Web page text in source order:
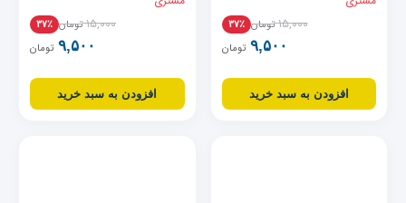
۱۵,۰۰۰ تومان ۳۷٪
۹,۵۰۰ تومان
افزودن به سبد خرید
۱۵,۰۰۰ تومان ۳۷٪
۹,۵۰۰ تومان
افزودن به سبد خرید